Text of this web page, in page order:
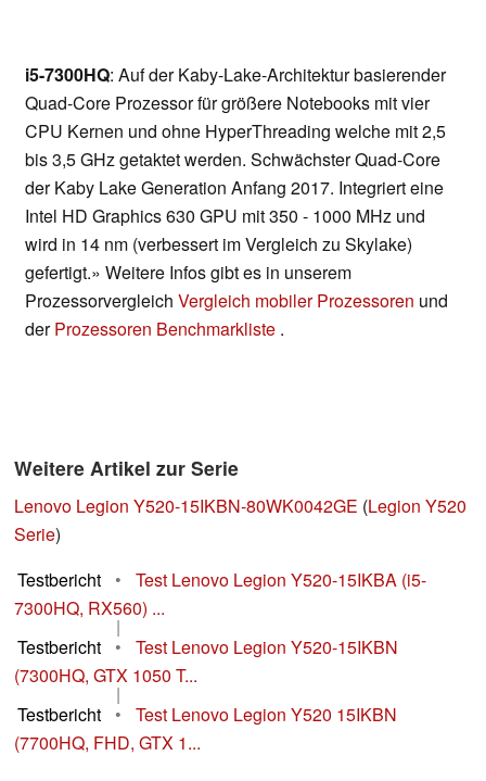
i5-7300HQ: Auf der Kaby-Lake-Architektur basierender
Quad-Core Prozessor für größere Notebooks mit vier
CPU Kernen und ohne HyperThreading welche mit 2,5
bis 3,5 GHz getaktet werden. Schwächster Quad-Core
der Kaby Lake Generation Anfang 2017. Integriert eine
Intel HD Graphics 630 GPU mit 350 - 1000 MHz und
wird in 14 nm (verbessert im Vergleich zu Skylake)
gefertigt.» Weitere Infos gibt es in unserem
Prozessorvergleich Vergleich mobiler Prozessoren und
derProzessoren Benchmarkliste .
Weitere Artikel zur Serie
Lenovo Legion Y520-15IKBN-80WK0042GE (Legion Y520
Serie)
Testbericht
•
Test Lenovo Legion Y520-15IKBA (i5-
7300HQ, RX560) ...
|
Testbericht
•
Test Lenovo Legion Y520-15IKBN
(7300HQ, GTX 1050 T...
|
Testbericht
•
Test Lenovo Legion Y520 15IKBN
(7700HQ, FHD, GTX 1...